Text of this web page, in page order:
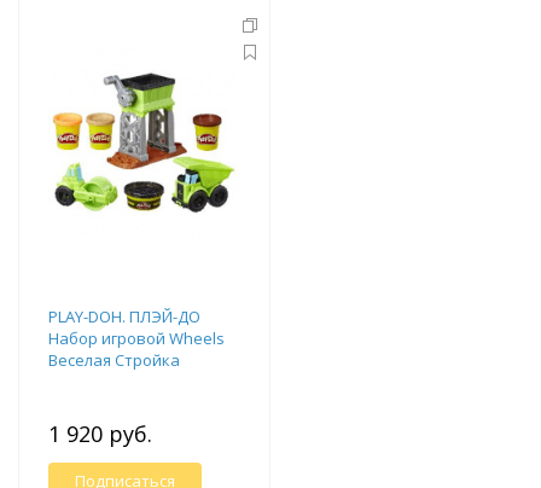
PLAY-DOH. ПЛЭЙ-ДО
Набор игровой Wheels
Веселая Стройка
1 920 руб.
Подписаться